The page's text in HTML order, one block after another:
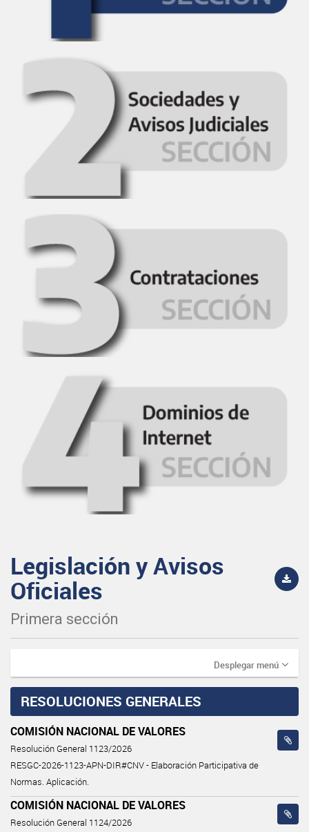
Legislación y Avisos
Oficiales
Primera sección
Desplegar menú
RESOLUCIONES GENERALES
COMISIÓN NACIONAL DE VALORES
Resolución General 1123/2026
RESGC-2026-1123-APN-DIR#CNV - Elaboración Participativa de
Normas. Aplicación.
COMISIÓN NACIONAL DE VALORES
Resolución General 1124/2026